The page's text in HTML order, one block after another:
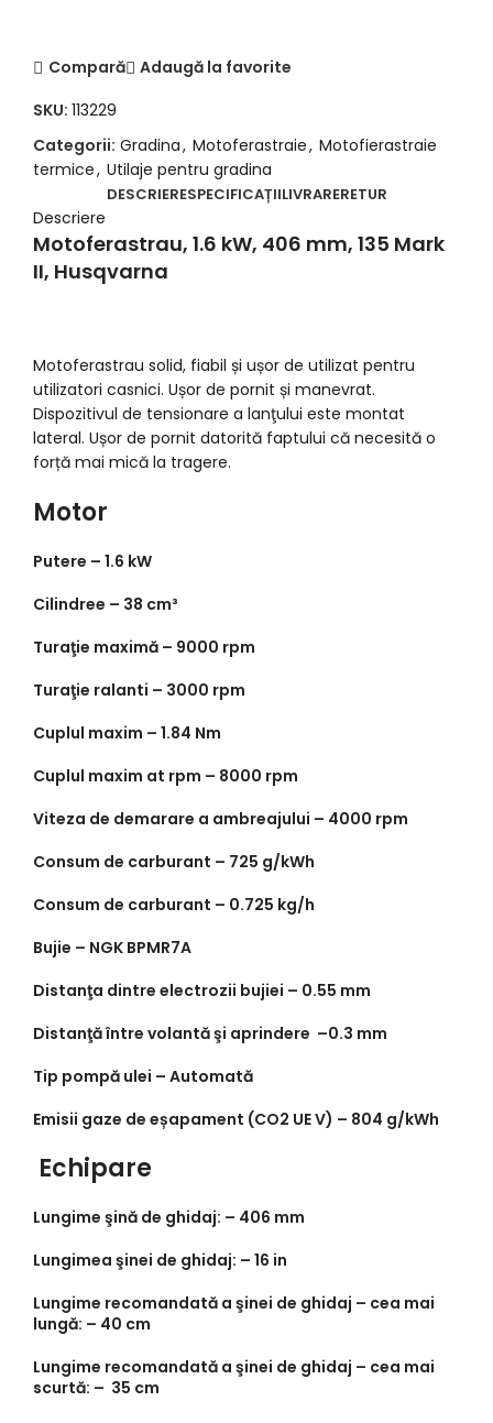
Compară
Adaugă la favorite
SKU: 113229
Categorii: Gradina, Motoferastraie, Motofierastraie
termice, Utilaje pentru gradina
DESCRIERESPECIFICAȚIILIVRARERETUR
Descriere
Motoferastrau, 1.6 kW, 406 mm, 135 Mark
II, Husqvarna
Motoferastrau solid, fiabil și ușor de utilizat pentru
utilizatori casnici. Ușor de pornit și manevrat.
Dispozitivul de tensionare a lanţului este montat
lateral. Ușor de pornit datorită faptului că necesită o
forță mai mică la tragere.
Motor
Putere – 1.6 kW
Cilindree – 38 cm³
Turaţie maximă – 9000 rpm
Turaţie ralanti – 3000 rpm
Cuplul maxim – 1.84 Nm
Cuplul maxim at rpm – 8000 rpm
Viteza de demarare a ambreajului – 4000 rpm
Consum de carburant – 725 g/kWh
Consum de carburant – 0.725 kg/h
Bujie – NGK BPMR7A
Distanţa dintre electrozii bujiei – 0.55 mm
Distanţă între volantă şi aprindere –0.3 mm
Tip pompă ulei – Automată
Emisii gaze de eșapament (CO2 UE V) – 804 g/kWh
Echipare
Lungime şină de ghidaj: – 406 mm
Lungimea şinei de ghidaj: – 16 in
Lungime recomandată a şinei de ghidaj – cea mai
lungă: – 40 cm
Lungime recomandată a şinei de ghidaj – cea mai
scurtă: – 35 cm